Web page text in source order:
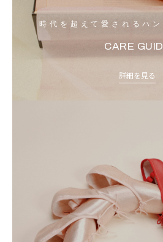
時代を超えて愛されるハ
CARE
詳細を見る